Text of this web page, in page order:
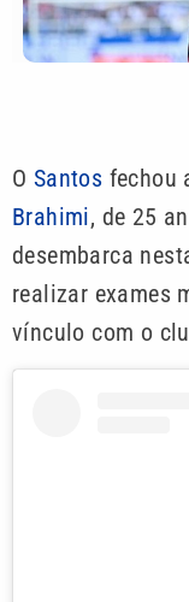
O Santos fechou
Brahimi, de 25
desembarca
realizar exames
vínculo com o